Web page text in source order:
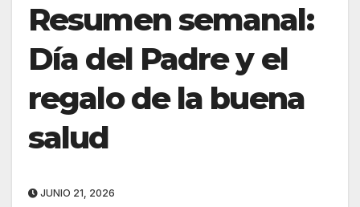
Resumen semanal:
Día del Padre y el
regalo de la buena
salud
JUNIO 21, 2026